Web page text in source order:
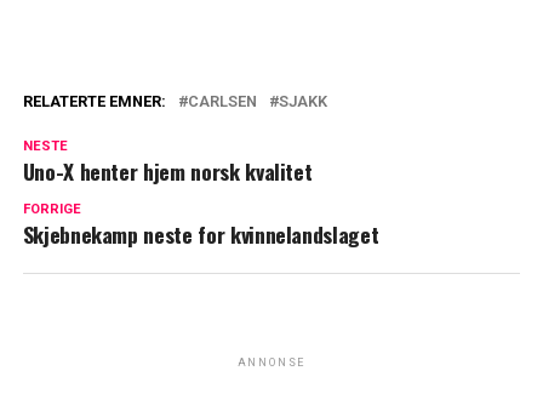
RELATERTE EMNER: CARLSEN SJAKK
NESTE
Uno-X henter hjem norsk kvalitet
FORRIGE
Skjebnekamp neste for kvinnelandslaget
ANNONSE